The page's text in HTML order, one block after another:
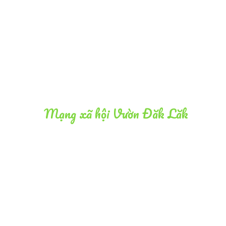
Mạng xã hội Vườn Đăk Lăk